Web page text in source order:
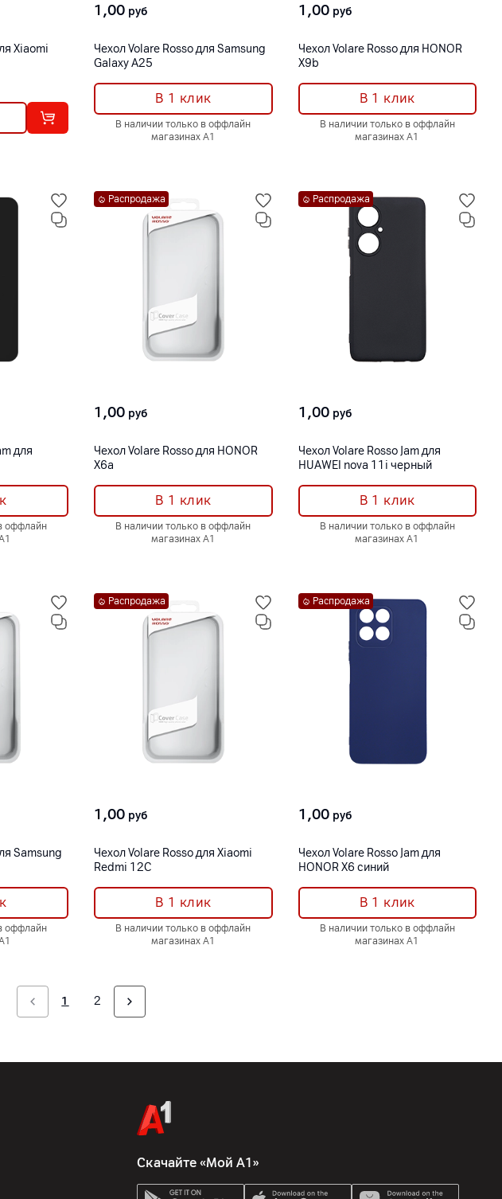
Xiaomi
1,00 руб
Чехол Volare Rosso для Samsung
Galaxy A25
В 1 клик
В наличии только в оффлайн
магазинах А1
1,00 руб
Чехол Volare Rosso для HONOR
X9b
В 1 клик
В наличии только в оффлайн
магазинах А1
для
оффлайн
Распродажа
1,00 руб
Чехол Volare Rosso для HONOR
X6a
В 1 клик
В наличии только в оффлайн
магазинах А1
Распродажа
1,00 руб
Чехол Volare Rosso Jam для
HUAWEI nova 11i черный
В 1 клик
В наличии только в оффлайн
магазинах А1
Samsung
оффлайн
Распродажа
1,00 руб
Чехол Volare Rosso для Xiaomi
Redmi 12C
В 1 клик
В наличии только в оффлайн
магазинах А1
Распродажа
1,00 руб
Чехол Volare Rosso Jam для
HONOR X6 синий
В 1 клик
В наличии только в оффлайн
магазинах А1
1 2
Скачайте «Мой А1»